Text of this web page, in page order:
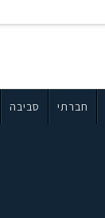
חברתי סביבה